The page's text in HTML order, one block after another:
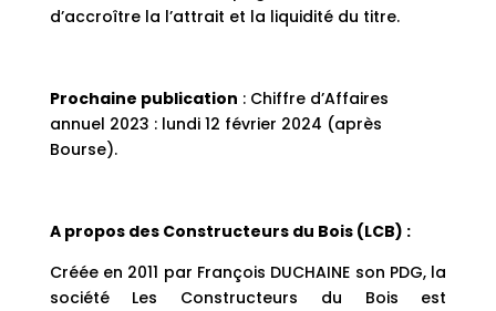
d’accroître la l’attrait et la liquidité du titre.
Prochaine publication : Chiffre d’Affaires
annuel 2023 : lundi 12 février 2024 (après
Bourse).
A propos des Constructeurs du Bois (LCB) :
Créée en 2011 par François DUCHAINE son PDG, la
société Les Constructeurs du Bois est